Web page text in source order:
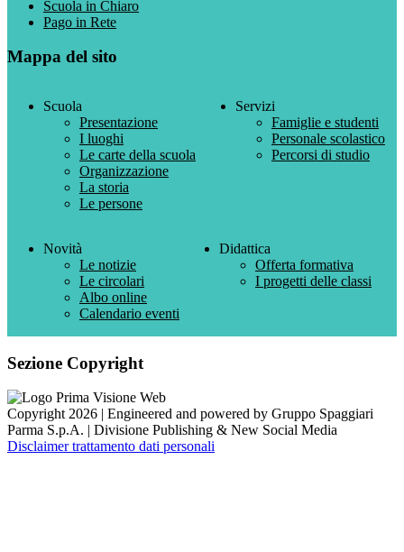
Scuola in Chiaro
Pago in Rete
Mappa del sito
Scuola
Presentazione
I luoghi
Le carte della scuola
Organizzazione
La storia
Le persone
Servizi
Famiglie e studenti
Personale scolastico
Percorsi di studio
Novità
Le notizie
Le circolari
Albo online
Calendario eventi
Didattica
Offerta formativa
I progetti delle classi
Sezione Copyright
Copyright 2026 | Engineered and powered by Gruppo Spaggiari
Parma S.p.A. | Divisione Publishing & New Social Media
Disclaimer trattamento dati personali